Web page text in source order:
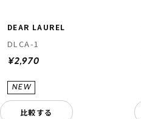
DEAR LAUREL
DLCA-1
¥2,970
比較する